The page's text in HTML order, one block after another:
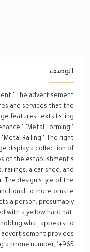
الوصف
The advertisement
and services that the
features texts listing
"Metal Forming,"
"Metal Railing." The right
display a collection of
of the establishment's
railings, a car shed, and
The design style of the
to more ornate
a person, presumably
with a yellow hard hat,
what appears to
provides
phone number, "+965